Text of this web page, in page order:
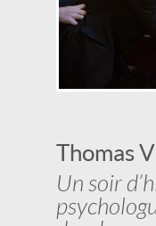
Thomas
Un soir